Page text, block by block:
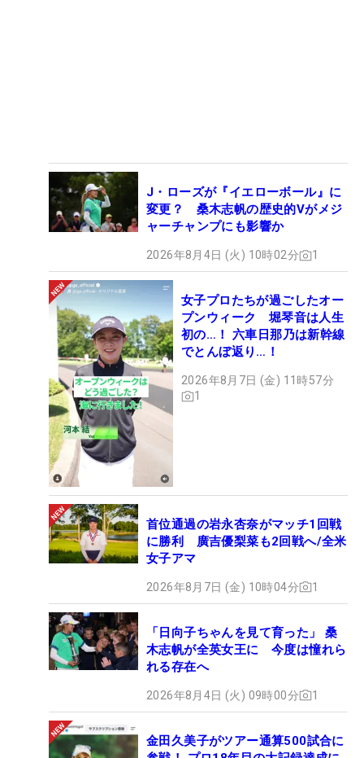
J・ローズが『イエローボール』に
変更？ 桑木志帆の歴史的Vがメジ
ャーチャンプにも影響か
2026年8月4日 (火) 10時02分 1
女子プロたちが過ごしたオー
プンウィーク 堀琴音は人生
初の…！ 六車日那乃は新幹線
でとんぼ返り…！
2026年8月7日 (金) 11時57分
1
首位通過の岩永杏奈がマッチ1回戦
に勝利 廣吉優梨菜も2回戦へ/全米
女子アマ
2026年8月7日 (金) 10時04分 1
「日向子ちゃんを見て育った」 桑
木志帆が全英女王に 今度は憧れら
れる存在へ
2026年8月4日 (火) 09時00分 1
金田久美子がツアー通算500試合に